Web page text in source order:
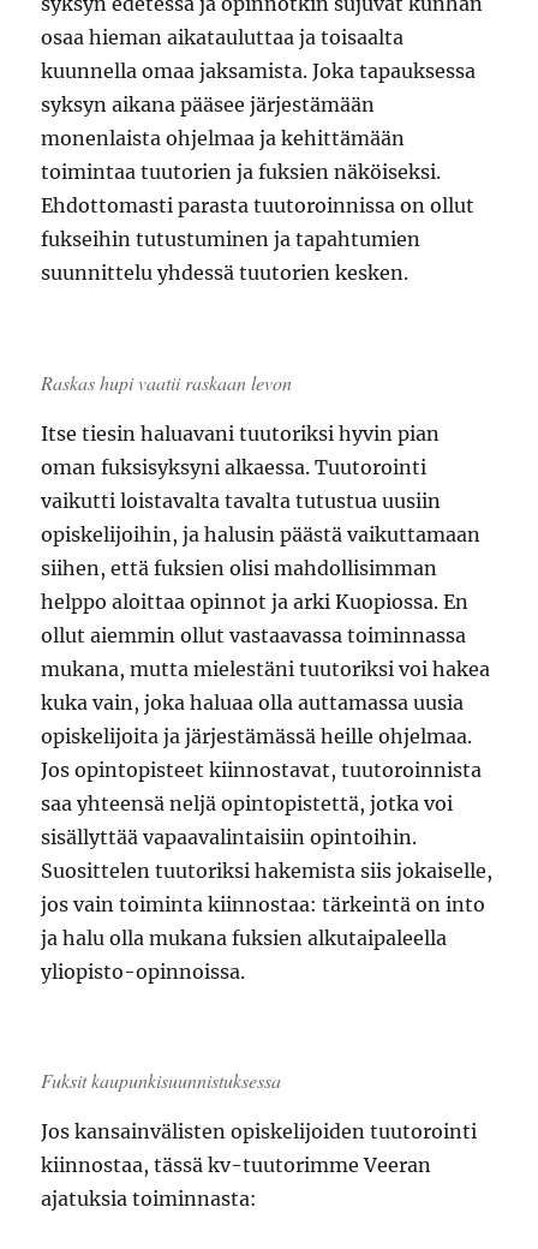
osaa hieman aikatauluttaa ja toisaalta
kuunnella omaa jaksamista. Joka tapauksessa
syksyn aikana pääsee järjestämään
monenlaista ohjelmaa ja kehittämään
toimintaa tuutorien ja fuksien näköiseksi.
Ehdottomasti parasta tuutoroinnissa on ollut
fukseihin tutustuminen ja tapahtumien
suunnittelu yhdessä tuutorien kesken.
Raskas hupi vaatii raskaan levon
Itse tiesin haluavani tuutoriksi hyvin pian
oman fuksisyksyni alkaessa. Tuutorointi
vaikutti loistavalta tavalta tutustua uusiin
opiskelijoihin, ja halusin päästä vaikuttamaan
siihen, että fuksien olisi mahdollisimman
helppo aloittaa opinnot ja arki Kuopiossa. En
ollut aiemmin ollut vastaavassa toiminnassa
mukana, mutta mielestäni tuutoriksi voi hakea
kuka vain, joka haluaa olla auttamassa uusia
opiskelijoita ja järjestämässä heille ohjelmaa.
Jos opintopisteet kiinnostavat, tuutoroinnista
saa yhteensä neljä opintopistettä, jotka voi
sisällyttää vapaavalintaisiin opintoihin.
Suosittelen tuutoriksi hakemista siis jokaiselle,
jos vain toiminta kiinnostaa: tärkeintä on into
ja halu olla mukana fuksien alkutaipaleella
yliopisto-opinnoissa.
Fuksit kaupunkisuunnistuksessa
Jos kansainvälisten opiskelijoiden tuutorointi
kiinnostaa, tässä kv-tuutorimme Veeran
ajatuksia toiminnasta: